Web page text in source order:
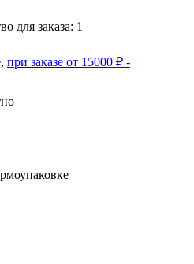
заказа: 1
при заказе от 15000 ₽ -